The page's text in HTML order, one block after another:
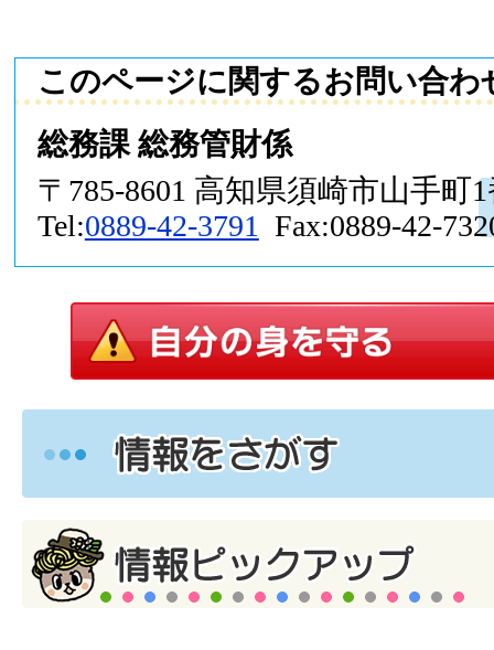
このページに関するお問い合わ
総務課 総務管財係
〒785-8601 高知県須崎市山手町
Tel:0889-42-3791 Fax:0889-42-